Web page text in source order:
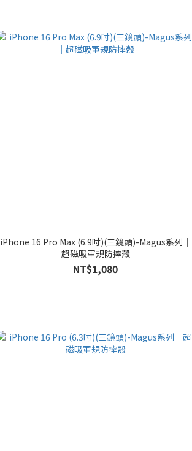
iPhone 16 Pro Max (6.9吋)(三鏡頭)-Magus系列｜
超磁吸軍規防摔殼
NT$1,080